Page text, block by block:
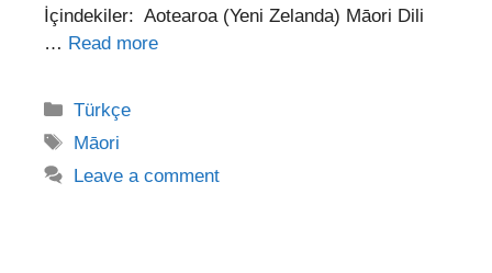
İçindekiler: Aotearoa (Yeni Zelanda) Māori Dili
… Read more
Categories
Türkçe
Tags
Māori
Leave a comment